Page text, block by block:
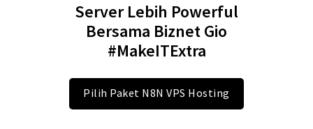
Server Lebih Powerful
Bersama Biznet Gio
#MakeITExtra
Pilih Paket N8N VPS Hosting